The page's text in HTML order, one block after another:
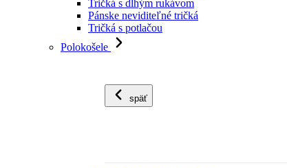
Tričká s dlhým rukávom
Pánske neviditeľné tričká
Tričká s potlačou
Polokošele
späť